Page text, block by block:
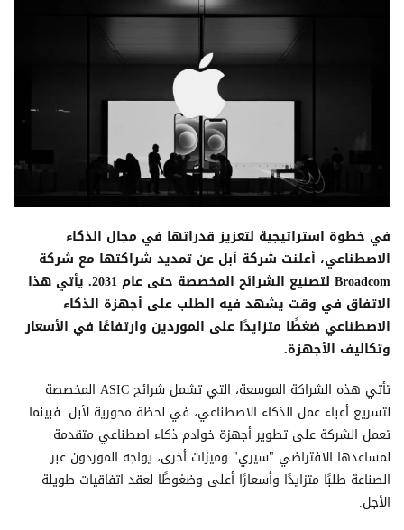
في خطوة استراتيجية لتعزيز قدراتها في مجال الذكاء
الاصطناعي، أعلنت شركة أبل عن تمديد شراكتها مع شركة
Broadcom لتصنيع الشرائح المخصصة حتى عام 2031. يأتي هذا
الاتفاق في وقت يشهد فيه الطلب على أجهزة الذكاء
الاصطناعي ضغطًا متزايدًا على الموردين وارتفاعًا في الأسعار
وتكاليف الأجهزة.
تأتي هذه الشراكة الموسعة، التي تشمل شرائح ASIC المخصصة
لتسريع أعباء عمل الذكاء الاصطناعي، في لحظة محورية لأبل. فبينما
تعمل الشركة على تطوير أجهزة خوادم ذكاء اصطناعي متقدمة
لمساعدها الافتراضي "سيري" وميزات أخرى، يواجه الموردون عبر
الصناعة طلبًا متزايدًا وأسعارًا أعلى وضغوطًا لعقد اتفاقيات طويلة
الأجل.